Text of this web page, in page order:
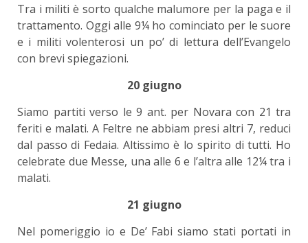
Tra i militi è sorto qualche malumore per la paga e il
trattamento. Oggi alle 9¼ ho cominciato per le suore
e i militi volenterosi un po’ di lettura dell’Evangelo
con brevi spiegazioni.
20 giugno
Siamo partiti verso le 9 ant. per Novara con 21 tra
feriti e malati. A Feltre ne abbiam presi altri 7, reduci
dal passo di Fedaia. Altissimo è lo spirito di tutti. Ho
celebrate due Messe, una alle 6 e l’altra alle 12¼ tra i
malati.
21 giugno
Nel pomeriggio io e De’ Fabi siamo stati portati in